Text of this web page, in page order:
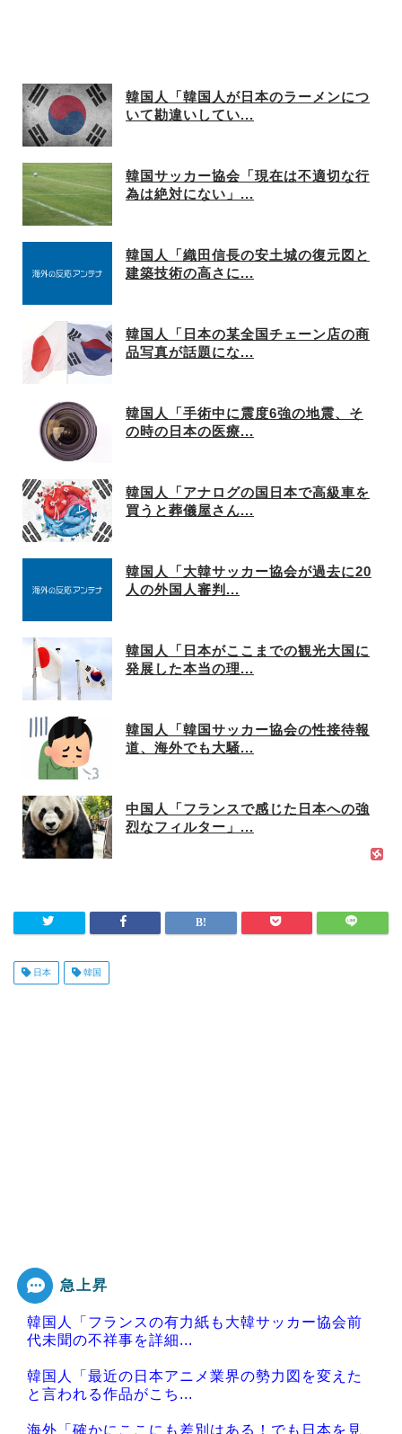
韓国人「韓国人が日本のラーメンにつ
いて勘違いしてい...
韓国サッカー協会「現在は不適切な行
為は絶対にない」...
韓国人「織田信長の安土城の復元図と
建築技術の高さに...
韓国人「日本の某全国チェーン店の商
品写真が話題にな...
韓国人「手術中に震度6強の地震、そ
の時の日本の医療...
韓国人「アナログの国日本で高級車を
買うと葬儀屋さん...
韓国人「大韓サッカー協会が過去に20
人の外国人審判...
韓国人「日本がここまでの観光大国に
発展した本当の理...
韓国人「韓国サッカー協会の性接待報
道、海外でも大騒...
中国人「フランスで感じた日本への強
烈なフィルター」...
日本 韓国
急上昇
韓国人「フランスの有力紙も大韓サッカー協会前
代未聞の不祥事を詳細...
韓国人「最近の日本アニメ業界の勢力図を変えた
と言われる作品がこち...
海外「確かにここにも差別はある！でも日本を見